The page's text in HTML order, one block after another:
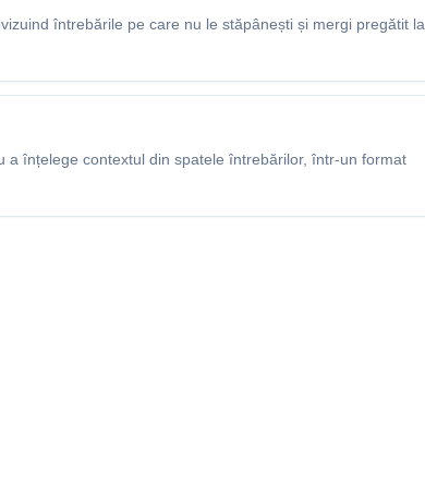
întrebările pe care nu le stăpânești și mergi pregătit la
a înțelege contextul din spatele întrebărilor, într-un format